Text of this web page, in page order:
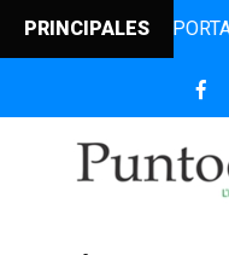
PRINCIPALES
PORTAL DE